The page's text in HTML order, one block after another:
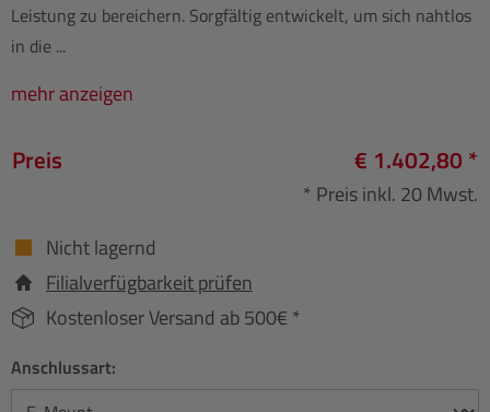
Leistung zu bereichern. Sorgfältig entwickelt, um sich nahtlos
in die ...
mehr anzeigen
Preis € 1.402,80 *
* Preis inkl. 20 Mwst.
Nicht lagernd
Filialverfügbarkeit prüfen
Kostenloser Versand ab 500€ *
Anschlussart: